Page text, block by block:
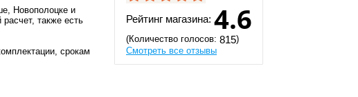
Новополоцке и
также есть
срокам
Рейтинг магазина: 4.6
(Количество голосов: 815)
Смотреть все отзывы